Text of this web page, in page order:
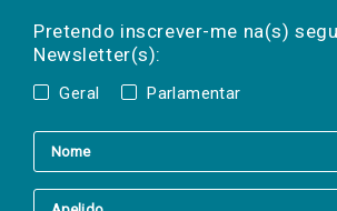
Pretendo inscrever-me na(s)
Newsletter(s):
Geral Parlamentar
a(s) newsletter(s).
mail